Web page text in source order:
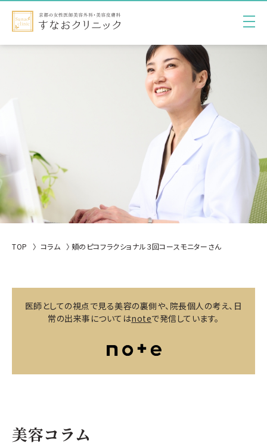
TOP コラム 頬のピコフラクショナル３回コースモニターさん
医師としての視点で見る美容の裏側や、院長個人の考え、日
常の出来事についてはnoteで発信しています。
美容コラム